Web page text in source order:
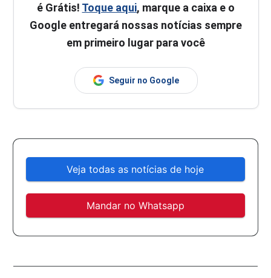
é Grátis! Toque aqui, marque a caixa e o
Google entregará nossas notícias sempre
em primeiro lugar para você
Seguir no Google
Veja todas as notícias de hoje
Mandar no Whatsapp